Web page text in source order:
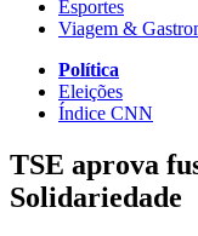
Esportes
Viagem &
Política
Eleições
Índice CNN
TSE aprova
Solidariedade